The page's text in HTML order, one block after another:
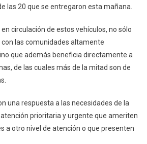
las 20 que se entregaron esta mañana.
circulación de estos vehículos, no sólo
las comunidades altamente
que además beneficia directamente a
de las cuales más de la mitad son de
una respuesta a las necesidades de la
prioritaria y urgente que ameriten
a otro nivel de atención o que presenten